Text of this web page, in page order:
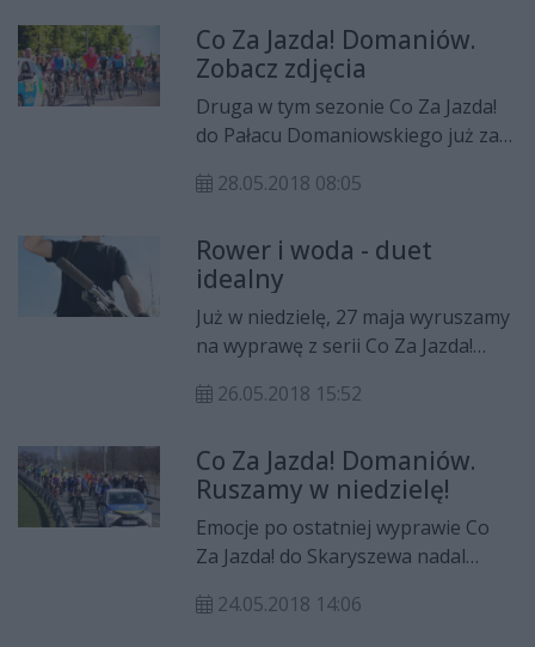
naszego regionu zameldowany się
już w Pałacu Domaniowskim, gdzie
spędzą kilka najbliższych dni.
Zobaczcie, jak wyglądał pierwszy
malowniczym zalewem!
Co Za Jazda! Domaniów.
Zobacz zdjęcia
Druga w tym sezonie Co Za Jazda!
do Pałacu Domaniowskiego już za
rowerowej wzięło udział ponad 400
Zapraszamy do obejrzenia galerii
zdjęć z tego pięknego dnia.
28.05.2018 08:05
Rower i woda - duet
idealny
Już w niedzielę, 27 maja wyruszamy
na wyprawę z serii Co Za Jazda!
Domaniowskiego. Oprócz dobrych
musimy nic zabierać. Na miejscu
czeka na wszystkich poczęstunek i
ognisko. A o odpowiednie
nawodnienie organizmu zadba
firma Danone, która dostarcza
naszym rowerzystom wodę Żywiec
26.05.2018 15:52
Co Za Jazda! Domaniów.
Ruszamy w niedzielę!
Emocje po ostatniej wyprawie Co
Za Jazda! do Skaryszewa nadal
dla Was kolejną piękną trasę. Tym
24.05.2018 14:06